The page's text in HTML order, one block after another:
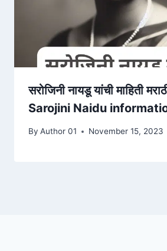
सरोजिनी नायडू यांची माहिती
Sarojini Naidu
By Author 01 November 15, 2023